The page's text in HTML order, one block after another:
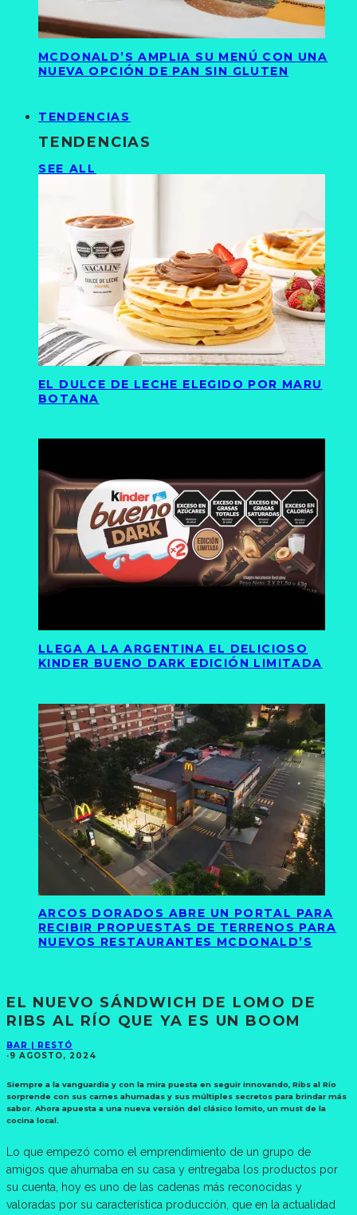
MCDONALD’S AMPLIA SU MENÚ CON UNA
NUEVA OPCIÓN DE PAN SIN GLUTEN
TENDENCIAS
TENDENCIAS
SEE ALL
EL DULCE DE LECHE ELEGIDO POR MARU
BOTANA
LLEGA A LA ARGENTINA EL DELICIOSO
KINDER BUENO DARK EDICIÓN LIMITADA
ARCOS DORADOS ABRE UN PORTAL PARA
RECIBIR PROPUESTAS DE TERRENOS PARA
NUEVOS RESTAURANTES MCDONALD’S
EL NUEVO SÁNDWICH DE LOMO DE
RIBS AL RÍO QUE YA ES UN BOOM
BAR | RESTÓ
·9 AGOSTO, 2024
Siempre a la vanguardia y con la mira puesta en seguir innovando, Ribs al Río
sorprende con sus carnes ahumadas y sus múltiples secretos para brindar más
sabor. Ahora apuesta a una nueva versión del clásico lomito, un must de la
cocina local.
Lo que empezó como el emprendimiento de un grupo de
amigos que ahumaba en su casa y entregaba los productos por
su cuenta, hoy es uno de las cadenas más reconocidas y
valoradas por su característica producción, que en la actualidad